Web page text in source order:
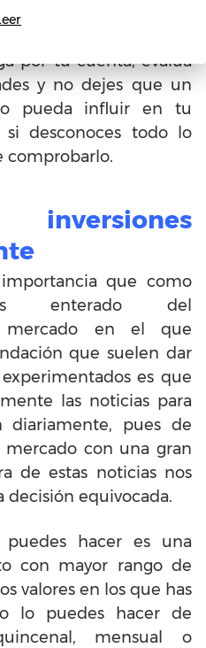
llevar por las
por tu cuenta, evalúa
y no dejes que un
pueda influir en tu
desconoces todo lo
comprobarlo.
que como
enterado del
mercado en el que
que suelen dar
es que
las noticias para
diariamente, pues de
con una gran
de estas noticias nos
decisión equivocada.
hacer es una
con mayor rango de
valores en los que has
lo puedes hacer de
mensual o